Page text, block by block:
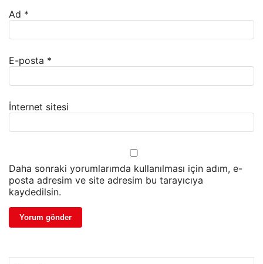
Ad *
E-posta *
İnternet sitesi
Daha sonraki yorumlarımda kullanılması için adım, e-
posta adresim ve site adresim bu tarayıcıya
kaydedilsin.